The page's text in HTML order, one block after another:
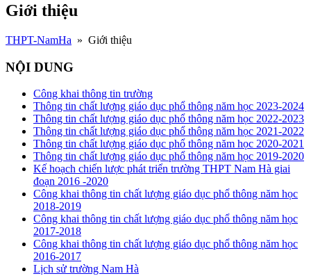
Giới thiệu
THPT-NamHa » Giới thiệu
NỘI DUNG
Công khai thông tin trường
Thông tin chất lượng giáo dục phổ thông năm học 2023-2024
Thông tin chất lượng giáo dục phổ thông năm học 2022-2023
Thông tin chất lượng giáo dục phổ thông năm học 2021-2022
Thông tin chất lượng giáo dục phổ thông năm học 2020-2021
Thông tin chất lượng giáo dục phổ thông năm học 2019-2020
Kế hoạch chiến lược phát triển trường THPT Nam Hà giai
đoạn 2016 -2020
Công khai thông tin chất lượng giáo dục phổ thông năm học
2018-2019
Công khai thông tin chất lượng giáo dục phổ thông năm học
2017-2018
Công khai thông tin chất lượng giáo dục phổ thông năm học
2016-2017
Lịch sử trường Nam Hà